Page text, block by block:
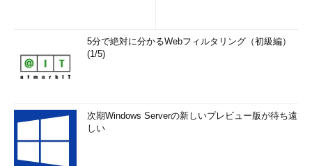
5分で絶対に分かるWebフィルタリング（初級編）
(1/5)
次期Windows Serverの新しいプレビュー版が待ち遠
しい